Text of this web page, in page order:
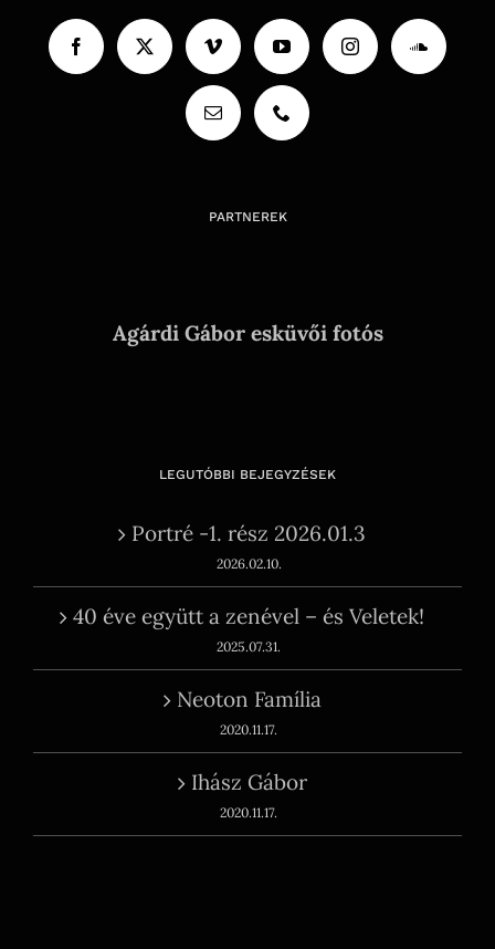
PARTNEREK
Agárdi Gábor esküvői fotós
LEGUTÓBBI BEJEGYZÉSEK
Portré -1. rész 2026.01.3
2026.02.10.
40 éve együtt a zenével – és Veletek!
2025.07.31.
Neoton Família
2020.11.17.
Ihász Gábor
2020.11.17.